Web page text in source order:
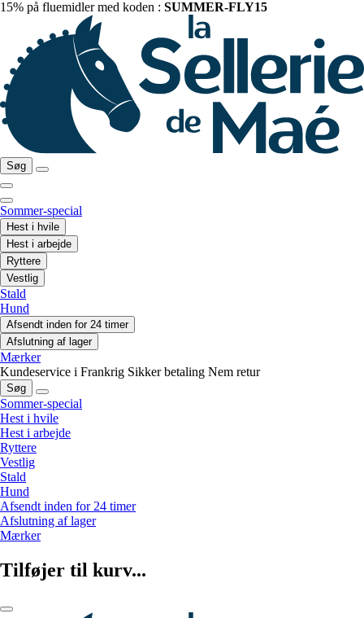
15% på fluemidler med koden : SUMMER-FLY15
Søg
Sommer-special
Hest i hvile
Hest i arbejde
Ryttere
Vestlig
Stald
Hund
Afsendt inden for 24 timer
Afslutning af lager
Mærker
Kundeservice i Frankrig Sikker betaling Nem retur
Søg
Sommer-special
Hest i hvile
Hest i arbejde
Ryttere
Vestlig
Stald
Hund
Afsendt inden for 24 timer
Afslutning af lager
Mærker
Tilføjer til kurv...